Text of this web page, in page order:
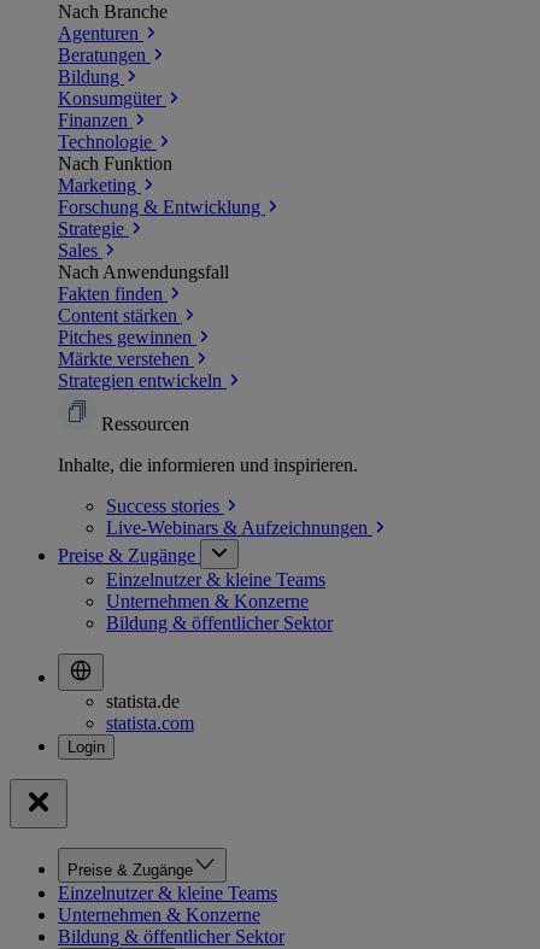
Nach Branche
Agenturen
Beratungen
Bildung
Konsumgüter
Finanzen
Technologie
Nach Funktion
Marketing
Forschung & Entwicklung
Strategie
Sales
Nach Anwendungsfall
Fakten finden
Content stärken
Pitches gewinnen
Märkte verstehen
Strategien entwickeln
Ressourcen
Inhalte, die informieren und inspirieren.
Success stories
Live-Webinars & Aufzeichnungen
Preise & Zugänge
Einzelnutzer & kleine Teams
Unternehmen & Konzerne
Bildung & öffentlicher Sektor
statista.de
statista.com
Preise & Zugänge
Einzelnutzer & kleine Teams
Unternehmen & Konzerne
Bildung & öffentlicher Sektor